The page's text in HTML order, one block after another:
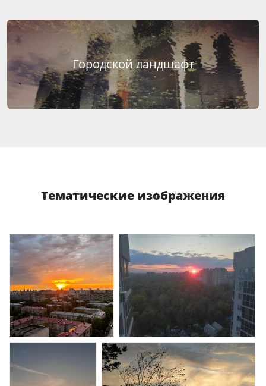
Городской ландшафт
Тематические изображения